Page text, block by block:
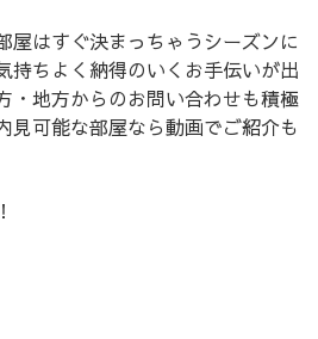
屋はすぐ決まっちゃうシーズンに
ちよく納得のいくお手伝いが出
地方からのお問い合わせも積極
可能な部屋なら動画でご紹介も